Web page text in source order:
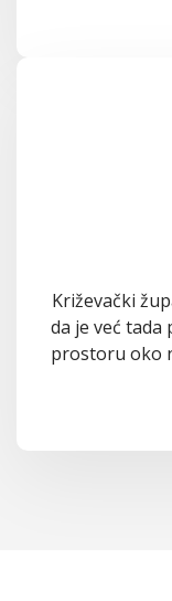
Križevački
da je već tada
prostoru oko